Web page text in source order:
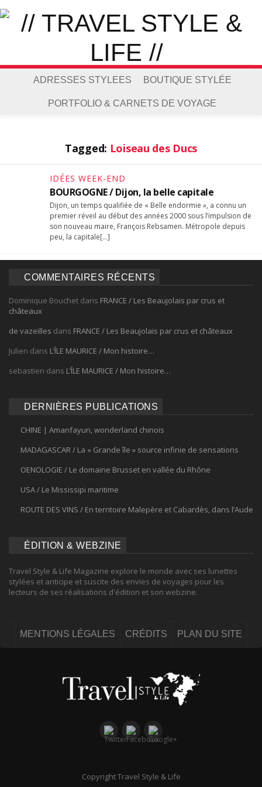
ADRESSES STYLEES BOUTIQUE STYLÉE
PORTFOLIO & CARNETS DE VOYAGE
Tagged: Loiseau des Ducs
IDÉES WEEK-END
BOURGOGNE / Dijon, la belle capitale
Dijon, un temps qualifiée de « Belle endormie », a connu un
premier réveil au début des années 2000 sous l’impulsion de
son nouveau maire, François Rebsamen. Métropole depuis
peu, la capitale[…]
COMMENTAIRES RÉCENTS
Dominique Bouchet dans FRANCE / Les Beaujolais par crus et
châteaux
de vazeilles dans FRANCE / Les Beaujolais par crus et châteaux
Julien dans L’ÎLE MAURICE / Mon histoire…
sebastien dans L’ÎLE MAURICE / Mon histoire…
DERNIÈRES PUBLICATIONS
CHINE | Amanfayun, wonderland chinois
MADAGASCAR / La « Grande île » source infinie de sensations
OENOLOGIE / Le domaine Brusset en vallée du Rhône
USA / Le Mississipi maritime
ROUTE DES VINS / En territoire Malepère et Cabardès, dans l’Aude
ÉDITION & WEBZINE
Travel Style & Life Magazine explore le monde avec ses lunettes
stylées et anticipe et suscite des envies de voyages pour les
lecteurs de ses réalisations d'édition et son webzine.
MENTIONS LÉGALES CRÉDITS PLAN DU SITE
Copyright Travel Style & Life